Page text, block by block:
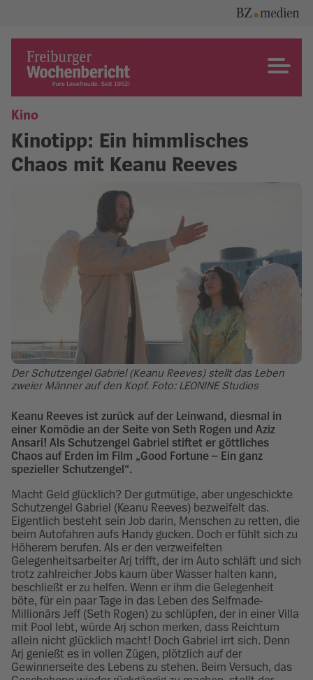
content
Freiburger Wochenbericht
Kino
Kinotipp: Ein himmlisches
Chaos mit Keanu Reeves
Der Schutzengel Gabriel (Keanu Reeves) stellt das Leben
zweier Männer auf den Kopf. Foto: LEONINE Studios
Keanu Reeves ist zurück auf der Leinwand, diesmal in
einer Komödie an der Seite von Seth Rogen und Aziz
Ansari! Als Schutzengel Gabriel stiftet er göttliches
Chaos auf Erden im Film „Good Fortune – Ein ganz
spezieller Schutzengel“.
Macht Geld glücklich? Der gutmütige, aber ungeschickte
Schutzengel Gabriel (Keanu Reeves) bezweifelt das.
Eigentlich besteht sein Job darin, Menschen zu retten, die
beim Autofahren aufs Handy gucken. Doch er fühlt sich zu
Höherem berufen. Als er den verzweifelten
Gelegenheitsarbeiter Arj trifft, der im Auto schläft und sich
trotz zahlreicher Jobs kaum über Wasser halten kann,
beschließt er zu helfen. Wenn er ihm die Gelegenheit
böte, für ein paar Tage in das Leben des Selfmade-
Millionärs Jeff (Seth Rogen) zu schlüpfen, der in einer Villa
mit Pool lebt, würde Arj schon merken, dass Reichtum
allein nicht glücklich macht! Doch Gabriel irrt sich. Denn
Arj genießt es in vollen Zügen, plötzlich auf der
Gewinnerseite des Lebens zu stehen. Beim Versuch, das